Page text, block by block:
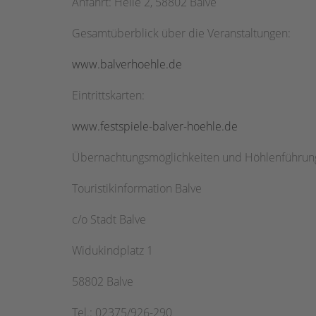
Gesamtüberblick über die Veranstaltungen:
www.balverhoehle.de
Eintrittskarten:
www.festspiele-balver-hoehle.de
Übernachtungsmöglichkeiten und
Touristikinformation Balve
c/o Stadt Balve
Widukindplatz 1
58802 Balve
Tel.: 02375/926-290